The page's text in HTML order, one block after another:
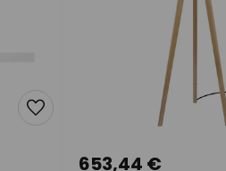
653,44 €